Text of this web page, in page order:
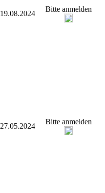
19.08.2024
Bitte anmelden
27.05.2024
Bitte anmelden